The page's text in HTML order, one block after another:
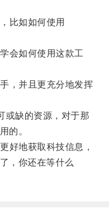
比如如何使用
会如何使用这款工
，并且更充分地发挥
缺的资源，对于那
的。
地获取科技信息，
，你还在等什么